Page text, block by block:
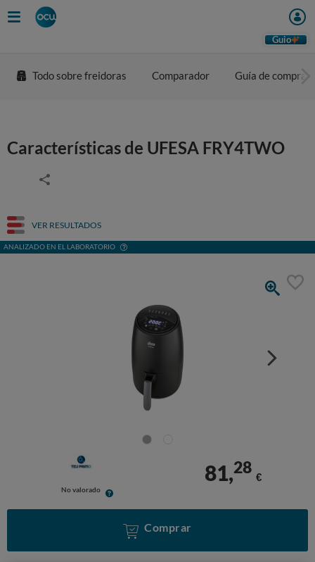
Guio
Todo sobre freidoras Comparador Guía de compra
Características de UFESA FRY4TWO
VER RESULTADOS
ANALIZADO EN EL LABORATORIO
No valorado
81,28
€
Comprar